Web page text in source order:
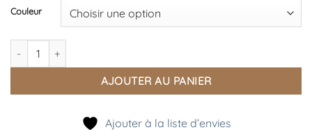
Couleur
quantité de Filet à Provisions, Esschert Design
AJOUTER AU PANIER
Ajouter à la liste d’envies